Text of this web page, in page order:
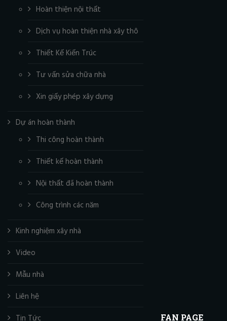
Hoàn thiện nội thất
Dịch vụ hoàn thiện nhà xây thô
Thiết Kế Kiến Trúc
Tư vấn sửa chữa nhà
Xin giấy phép xây dựng
Dự án hoàn thành
Thi công hoàn thành
Thiết kế hoàn thành
Nội thất đã hoàn thành
Công trình các năm
Kinh nghiệm xây nhà
Video
Mẫu nhà
Liên hệ
Tin Tức
FAN PAGE